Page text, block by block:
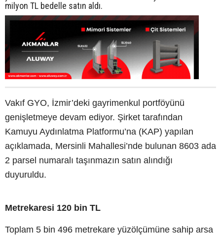
milyon TL bedelle satın aldı.
Vakıf GYO, İzmir’deki gayrimenkul portföyünü
genişletmeye devam ediyor. Şirket tarafından
Kamuyu Aydınlatma Platformu’na (KAP) yapılan
açıklamada, Mersinli Mahallesi’nde bulunan 8603 ada
2 parsel numaralı taşınmazın satın alındığı
duyuruldu.
Metrekaresi 120 bin TL
Toplam 5 bin 496 metrekare yüzölçümüne sahip arsa